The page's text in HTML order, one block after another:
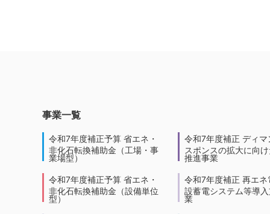
事業一覧
令和7年度補正予算 省エネ・
非化石転換補助金（工場・事
業場型）
令和7年度補正予算 省エネ・
非化石転換補助金（設備単位
型）
令和7年度補正 ディマ
スポンスの拡大に向
推進事業
令和7年度補正 再エネ
設蓄電システム等導
業